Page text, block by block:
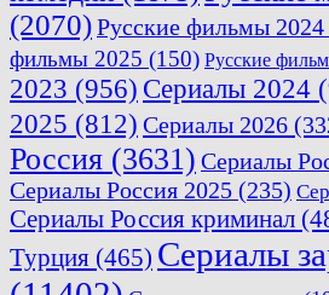
(2070)Русские фильмы 2024
фильмы 2025 (150) Русские
2023 (956) Сериалы 2024
2025 (812) Сериалы 2026
Россия (3631) Сериалы
Сериалы Россия 2025 (235)
Сериалы Россия криминал
Турция (465) Сериалы